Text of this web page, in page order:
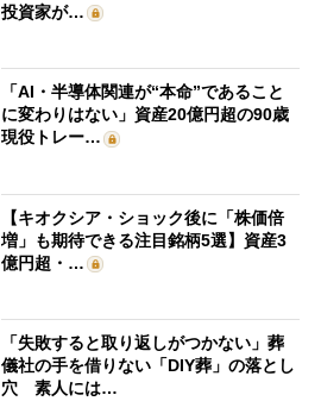
投資家が…
「AI・半導体関連が“本命”であること
に変わりはない」資産20億円超の90歳
現役トレー…
【キオクシア・ショック後に「株価倍
増」も期待できる注目銘柄5選】資産3
億円超・…
「失敗すると取り返しがつかない」葬
儀社の手を借りない「DIY葬」の落とし
穴 素人には…